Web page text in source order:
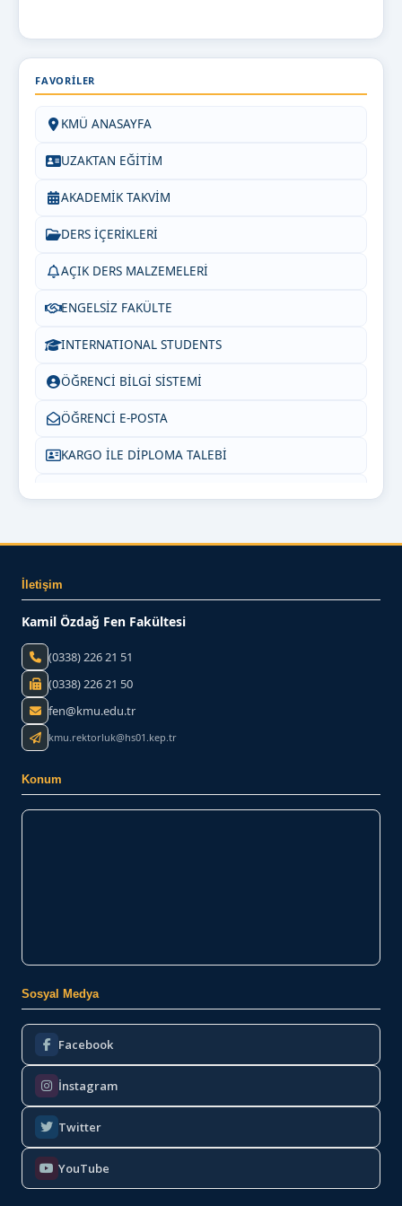
FAVORILER
KMÜ ANASAYFA
UZAKTAN EĞİTİM
AKADEMİK TAKVİM
DERS İÇERİKLERİ
AÇIK DERS MALZEMELERİ
ENGELSİZ FAKÜLTE
INTERNATIONAL STUDENTS
ÖĞRENCİ BİLGİ SİSTEMİ
ÖĞRENCİ E-POSTA
KARGO İLE DİPLOMA TALEBİ
İletişim
Kamil Özdağ Fen Fakültesi
(0338) 226 21 51
(0338) 226 21 50
fen@kmu.edu.tr
kmu.rektorluk@hs01.kep.tr
Konum
Sosyal Medya
Facebook
İnstagram
Twitter
YouTube